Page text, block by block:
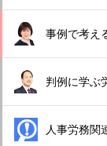
事例で考え
判例に学ぶ
人事労務関